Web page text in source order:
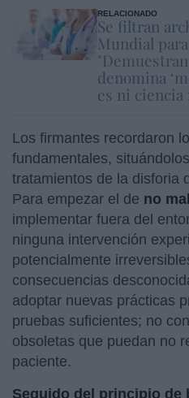
RELACIONADO
Se filtran
Mundial
denomina
es ni
Los firmantes recordaron
fundamentales,
tratamientos de la disforia
Para empezar el de no
implementar fuera del
ninguna intervención
potencialmente
consecuencias
adoptar nuevas prácticas
pruebas suficientes; no
obsoletas que puedan no
paciente.
Seguido del principio de